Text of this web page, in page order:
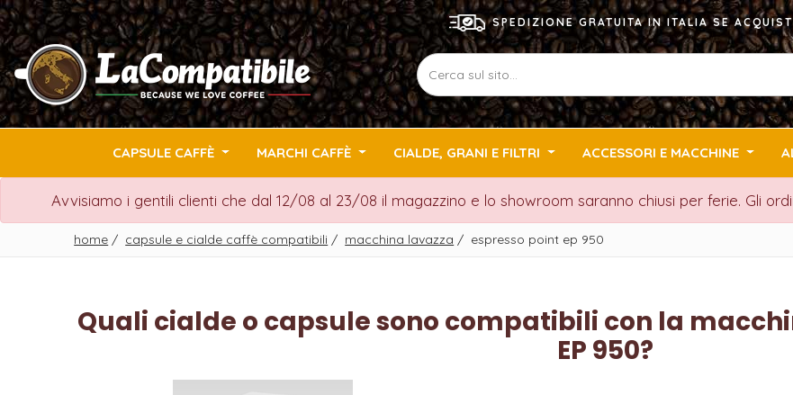
SPEDIZIONE GRATUITA IN ITALIA SE
CAPSULE CAFFÈ MARCHI CAFFÈ CIALDE, GRANI E FILTRI ACCESSORI E MACCHINE
Avvisiamo i gentili clienti che dal 12/08 al 23/08 il magazzino e lo showroom saranno chiusi per ferie. Gli
home / capsule e cialde caffè compatibili / macchina lavazza / espresso point ep 950
Quali cialde o capsule sono compatibili con la
EP 950?